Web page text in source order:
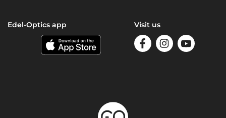
Edel-Optics app Visit us